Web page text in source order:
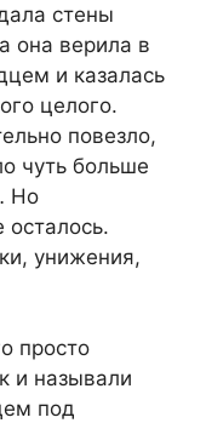
стены
она верила в
и казалась
целого.
повезло,
чуть больше
Но
унижения,
просто
и называли
под